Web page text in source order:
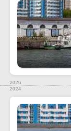
2026
2024